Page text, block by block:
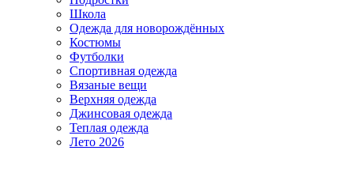
Школа
Одежда для новорождённых
Костюмы
Футболки
Спортивная одежда
Вязаные вещи
Верхняя одежда
Джинсовая одежда
Теплая одежда
Лето 2026